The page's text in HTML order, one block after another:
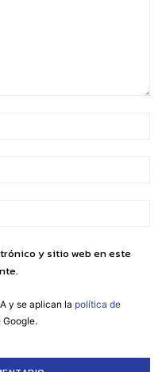
y sitio web en este
y se aplican la política de
Google.